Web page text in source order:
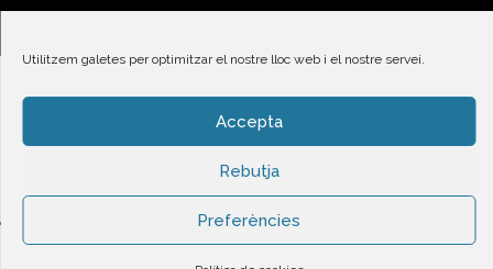
Utilitzem galetes per optimitzar el nostre lloc web i el nostre servei.
Accepta
Rebutja
Preferències
d'ús